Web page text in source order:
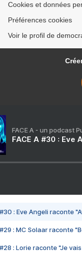
Cookies et données
Préférences cookies
Voir le profil de
FACE A - un podcast
FACE A #30 : Eve
#30 : Eve Angeli raconte
#29 : MC Solaar raconte
#28 : Lorie raconte "Je